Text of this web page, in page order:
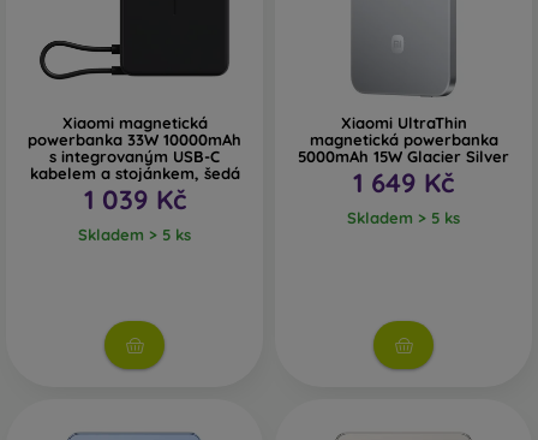
Xiaomi magnetická
powerbanka 33W 10000mAh
s integrovaným USB-C
kabelem a stojánkem, šedá
1 039 Kč
Skladem > 5 ks
Xiaomi UltraThin
magnetická powerbanka
5000mAh 15W Glacier Silver
1 649 Kč
Skladem > 5 ks